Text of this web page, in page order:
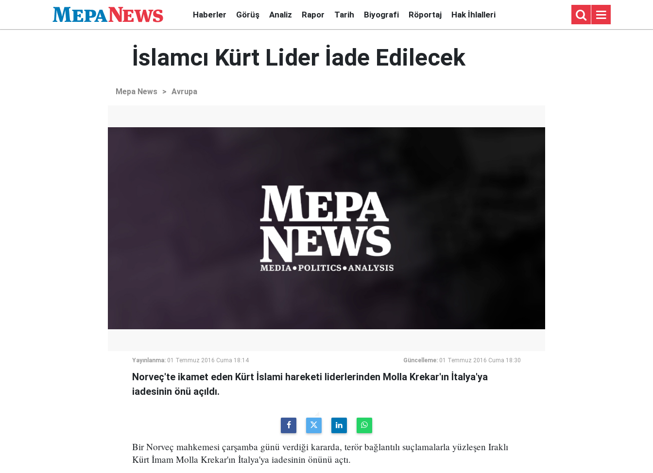
Haberler Görüş Analiz Rapor Tarih Biyografi Röportaj Hak İhlalleri
İslamcı Kürt Lider İade Edilecek
Mepa News > Avrupa
Yayınlanma: 01 Temmuz 2016 Cuma 18:14 Güncelleme: 01 Temmuz 2016 Cuma 18:30
Norveç'te ikamet eden Kürt İslami hareketi liderlerinden Molla Krekar'ın İtalya'ya
iadesinin önü açıldı.
Bir Norveç mahkemesi çarşamba günü verdiği kararda, terör bağlantılı suçlamalarla yüzleşen Iraklı
Kürt İmam Molla Krekar'ın İtalya'ya iadesinin önünü açtı.